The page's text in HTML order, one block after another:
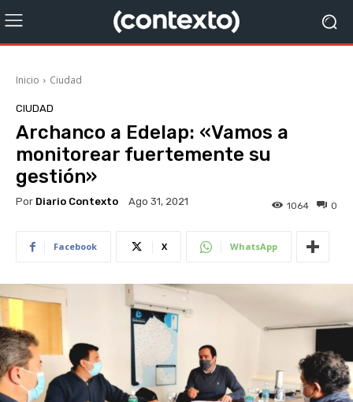
Inicio Ciudad
CIUDAD
Archanco a Edelap: «Vamos a
monitorear fuertemente su
gestión»
Por Diario Contexto Ago 31, 2021 0
1064
Facebook X WhatsApp